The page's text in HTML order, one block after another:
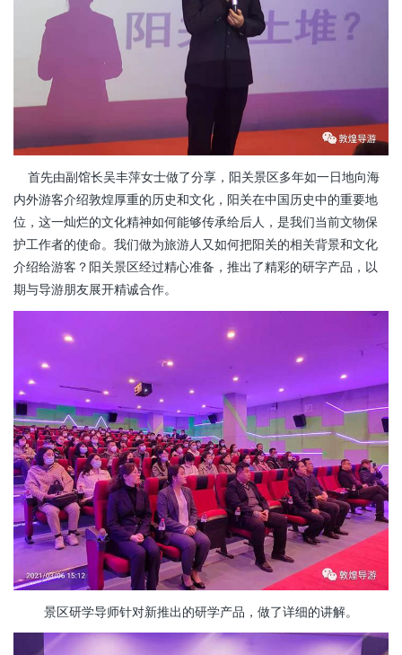
首先由副馆长吴丰萍女士做了分享，阳关景区多年如一日地向海
内外游客介绍敦煌厚重的历史和文化，阳关在中国历史中的重要地
位，这一灿烂的文化精神如何能够传承给后人，是我们当前文物保
护工作者的使命。我们做为旅游人又如何把阳关的相关背景和文化
介绍给游客？阳关景区经过精心准备，推出了精彩的研字产品，以
期与导游朋友展开精诚合作。
景区研学导师针对新推出的研学产品，做了详细的讲解。